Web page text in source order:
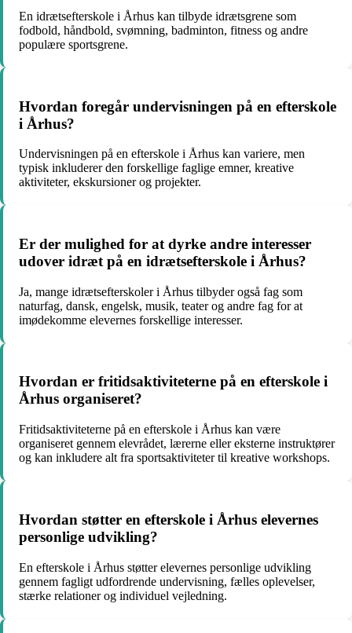
En idrætsefterskole i Århus kan tilbyde idrætsgrene som
fodbold, håndbold, svømning, badminton, fitness og andre
populære sportsgrene.
Hvordan foregår undervisningen på en efterskole
i Århus?
Undervisningen på en efterskole i Århus kan variere, men
typisk inkluderer den forskellige faglige emner, kreative
aktiviteter, ekskursioner og projekter.
Er der mulighed for at dyrke andre interesser
udover idræt på en idrætsefterskole i Århus?
Ja, mange idrætsefterskoler i Århus tilbyder også fag som
naturfag, dansk, engelsk, musik, teater og andre fag for at
imødekomme elevernes forskellige interesser.
Hvordan er fritidsaktiviteterne på en efterskole i
Århus organiseret?
Fritidsaktiviteterne på en efterskole i Århus kan være
organiseret gennem elevrådet, lærerne eller eksterne instruktører
og kan inkludere alt fra sportsaktiviteter til kreative workshops.
Hvordan støtter en efterskole i Århus elevernes
personlige udvikling?
En efterskole i Århus støtter elevernes personlige udvikling
gennem fagligt udfordrende undervisning, fælles oplevelser,
stærke relationer og individuel vejledning.